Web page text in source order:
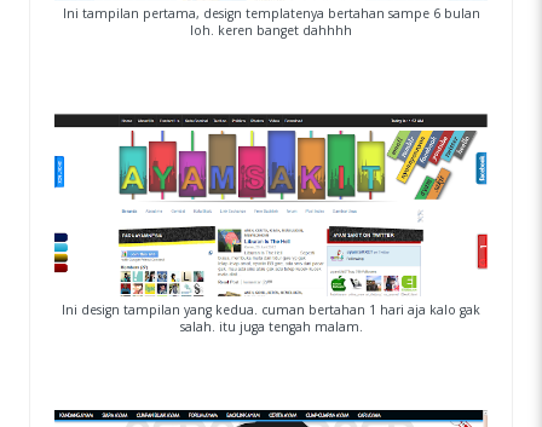
Ini tampilan pertama, design templatenya bertahan sampe 6 bulan
loh. keren banget dahhhh
Ini design tampilan yang kedua. cuman bertahan 1 hari aja kalo gak
salah. itu juga tengah malam.